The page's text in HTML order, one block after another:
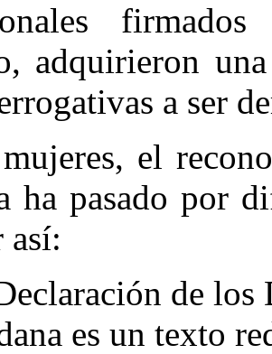
adquirieron
a ser
el
ha pasado por
así:
de
es un texto